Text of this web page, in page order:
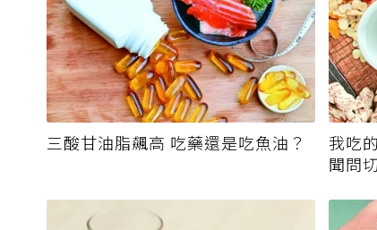
三酸甘油脂飆高 吃藥還是吃魚油？
我吃
聞問